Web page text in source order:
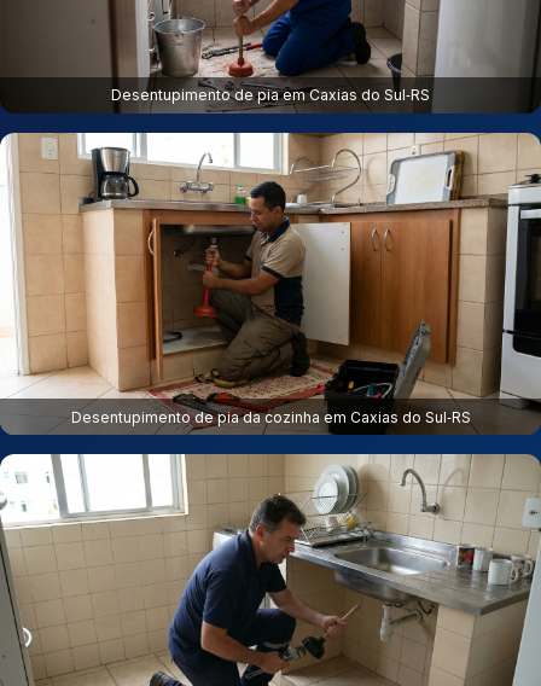
Desentupimento de pia em Caxias do Sul‑RS
Desentupimento de pia da cozinha em Caxias do Sul‑RS